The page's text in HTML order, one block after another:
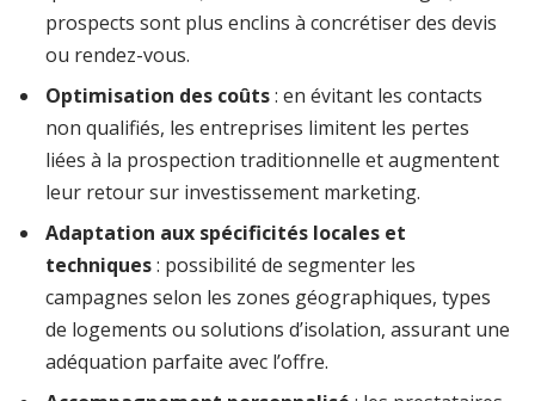
prospects sont plus enclins à concrétiser des devis
ou rendez-vous.
Optimisation des coûts: en évitant les contacts
non qualifiés, les entreprises limitent les pertes
liées à la prospection traditionnelle et augmentent
leur retour sur investissement marketing.
Adaptation aux spécificités locales et
techniques: possibilité de segmenter les
campagnes selon les zones géographiques, types
de logements ou solutions d’isolation, assurant une
adéquation parfaite avec l’offre.